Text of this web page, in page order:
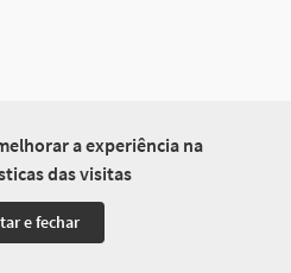
a experiência na
das visitas
e fechar